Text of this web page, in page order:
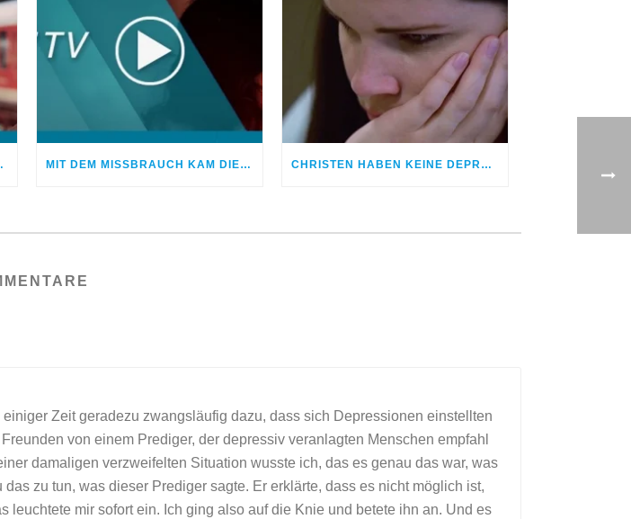
MIR MIT DEM MISSBRAUCH KAM DIE ANGST CHRISTEN HABEN KEINE DEPRESSIONEN – ODER?
Zeit geradezu zwangsläufig dazu, dass sich Depressionen einstellten
von einem Prediger, der depressiv veranlagten Menschen empfahl
damaligen verzweifelten Situation wusste ich, das es genau das war, was
zu tun, was dieser Prediger sagte. Er erklärte, dass es nicht möglich ist,
mir sofort ein. Ich ging also auf die Knie und betete ihn an. Und es